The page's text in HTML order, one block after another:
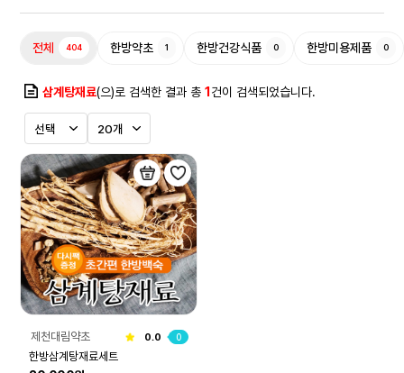
전체 404 한방약초 1 한방건강식품 0 한방미용제품 0
삼계탕재료(으)로 검색한 결과 총1 건이 검색되었습니다.
제천대림약초 0.0 0
한방삼계탕재료세트